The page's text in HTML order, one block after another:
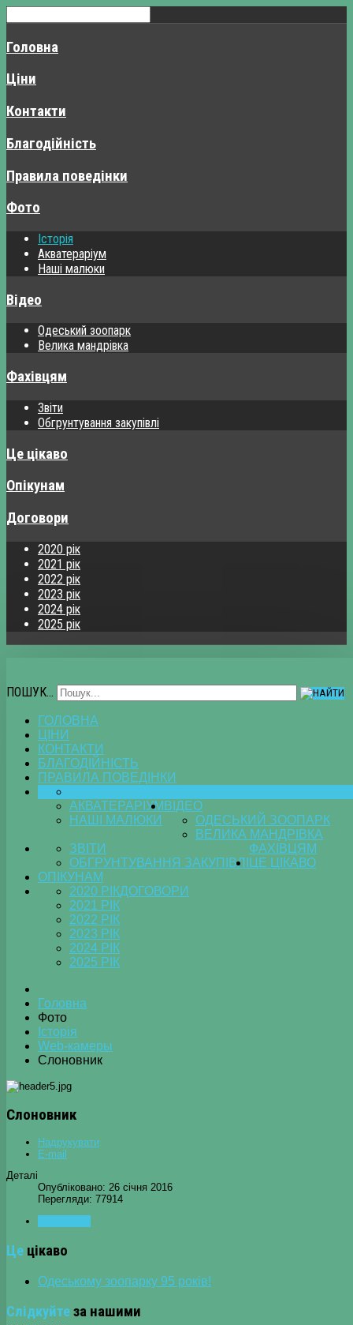
Головна
Ціни
Контакти
Благодійність
Правила поведінки
Фото
Історія
Акватераріум
Наші малюки
Відео
Одеський зоопарк
Велика мандрівка
Фахівцям
Звіти
Обгрунтування закупівлі
Це цікаво
Опікунам
Договори
2020 рік
2021 рік
2022 рік
2023 рік
2024 рік
2025 рік
ПОШУК...
ГОЛОВНА
ЦІНИ
КОНТАКТИ
БЛАГОДІЙНІСТЬ
ПРАВИЛА ПОВЕДІНКИ
АКВАТЕРАРІУМ
НАШІ МАЛЮКИ
ВІДЕО
ОДЕСЬКИЙ ЗООПАРК
ВЕЛИКА МАНДРІВКА
ФАХІВЦЯМ
ЗВІТИ
ОБГРУНТУВАННЯ ЗАКУПІВЛІ
ЦЕ ЦІКАВО
ОПІКУНАМ
ДОГОВОРИ
2020 РІК
2021 РІК
2022 РІК
2023 РІК
2024 РІК
2025 РІК
Головна
Фото
Історія
Web-камеры
Слоновник
Слоновник
Надрукувати
E-mail
Деталі
Опубліковано: 26 січня 2016
Перегляди: 77914
Це цікаво
Одеському зоопарку 95 років!
Слідкуйтеза нашими